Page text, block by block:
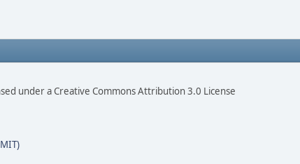
under a Creative Commons Attribution 3.0 License